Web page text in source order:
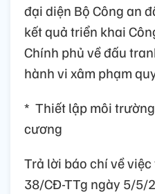
đại diện Bộ Công an
kết quả triển khai
Chính phủ về đấu
hành vi xâm phạm
* Thiết lập môi
cương
Trả lời báo chí về
38/CĐ-TTg ngày 5/5/